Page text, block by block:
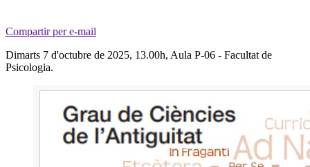
Compartir per e-mail
Dimarts 7 d'octubre de 2025, 13.00h, Aula P-06 - Facultat de
Psicologia.